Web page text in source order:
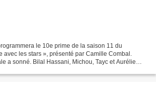
le 10e prime de la saison 11 du
avec les stars », présenté par Camille Combal.
a sonné. Bilal Hassani, Michou, Tayc et Aurélie